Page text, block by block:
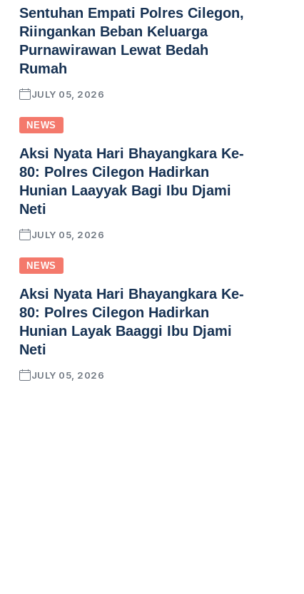
Sentuhan Empati Polres Cilegon,
Riingankan Beban Keluarga
Purnawirawan Lewat Bedah
Rumah
JULY 05, 2026
NEWS
Aksi Nyata Hari Bhayangkara Ke-
80: Polres Cilegon Hadirkan
Hunian Laayyak Bagi Ibu Djami
Neti
JULY 05, 2026
NEWS
Aksi Nyata Hari Bhayangkara Ke-
80: Polres Cilegon Hadirkan
Hunian Layak Baaggi Ibu Djami
Neti
JULY 05, 2026